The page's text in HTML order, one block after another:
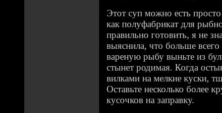
Этот суп можно есть
как полуфабрикат для
правильно готовить, я не
выяснила, что больше
вареную рыбу выньте из
стынет родимая. Когда
вилками на мелкие куски,
Оставьте несколько более
кусочков на заправку.